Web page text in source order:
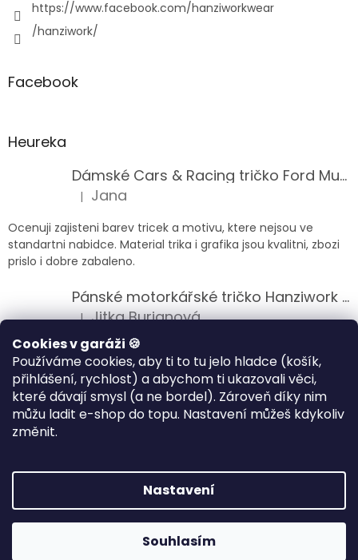
Cookies v garáži 🍪
Používáme cookies, aby ti to tu jelo hladce (košík,
přihlášení, rychlost) a abychom ti ukazovali věci,
které dávají smysl (a ne bordel). Zároveň díky nim
můžu ladit e-shop do topu. Nastavení můžeš kdykoliv
změnit.
Nastavení
Souhlasím
https://www.facebook.com/hanziworkwear
/hanziwork/
Facebook
Heureka
Dámské Cars & Racing tričko Ford Mustang 5. generace
Hodnocení produktu je 5 z 5 hvězdiček.
| Jana
Ocenuji zajisteni barev tricek a motivu, ktere nejsou ve
standartni nabidce. Material trika i grafika jsou kvalitni, zbozi
prislo i dobre zabaleno.
Pánské motorkářské tričko Hanziwork Custom Bobber
Hodnocení produktu je 5 z 5 hvězdiček.
| Jitka Burianová
Splnil očekávání na jedničku
Hodnocení produktu je 5 z 5 hvězdiček.
| Klára Musilová
Jsem velice spokojena, velmi kvalitni zbozi.
Vytvořil Shoptet
HANZIWORK. Všechna práva vyhrazena.